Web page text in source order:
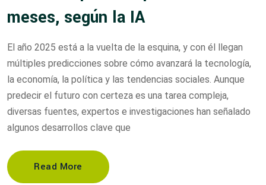
meses, según la IA
El año 2025 está a la vuelta de la esquina, y con él llegan
múltiples predicciones sobre cómo avanzará la tecnología,
la economía, la política y las tendencias sociales. Aunque
predecir el futuro con certeza es una tarea compleja,
diversas fuentes, expertos e investigaciones han señalado
algunos desarrollos clave que
Read More